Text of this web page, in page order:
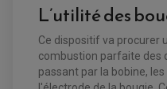
ÉLECTRICITÉ
ACCESSOIRES
BATTERIE
CHARGEUR BATTERIE
CLIGNOTANT TYPE
BATTERIE SCOOTER
CHARGEUR DE BATTERIE
REDRESSEUR /
ROULETTE DE CHAÎNE
EMBRAYAGE OFF ROAD
PIÈCE MOTEUR
POMPE À EAU BOYESEN
KIT RÉPARATION CARBU
L’utilité des
Ce dispositif va procurer
combustion parfaite des
passant par la bobine,